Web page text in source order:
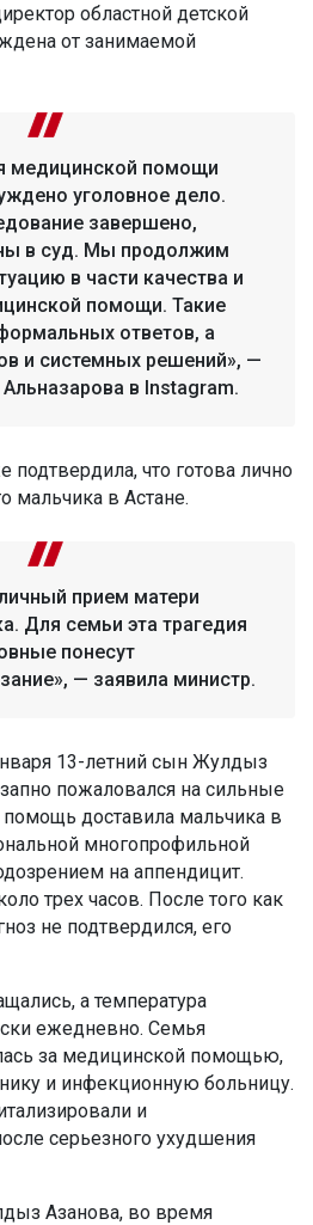
областной детской
от занимаемой
медицинской помощи
уголовное дело.
завершено,
в суд. Мы продолжим
в части качества и
помощи. Такие
ответов, а
и системных решений», —
в Instagram.
подтвердила, что готова лично
мальчика в Астане.
прием матери
Для семьи эта трагедия
понесут
— заявила министр.
13-летний сын Жулдыз
пожаловался на сильные
доставила мальчика в
многопрофильной
на аппендицит.
трех часов. После того как
не подтвердился, его
а температура
ежедневно. Семья
за медицинской помощью,
и инфекционную больницу.
и
серьезного ухудшения
Азанова, во время